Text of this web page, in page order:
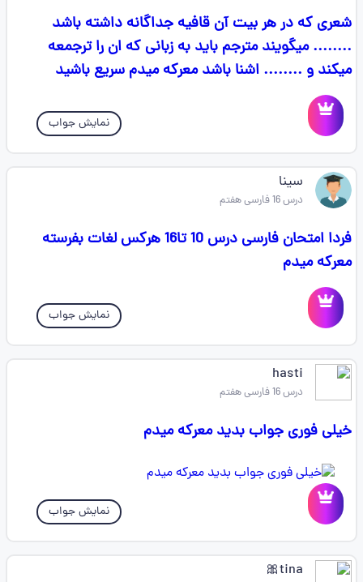
شعری که در هر بیت آن قافیه جداگانه داشته باشد
........ میگویند مترجم باید به زبانی که ان را ترجمعه
میکند و ........ اشنا باشد معرکه میدم سریع باشید
نمایش جواب
سینا
درس 16 فارسی هفتم
فردا امتحان فارسی درس 10 تا16 هرکس لغات بفرسته
معرکه میدم
نمایش جواب
hasti
درس 16 فارسی هفتم
خیلی فوری جواب بدید معرکه میدم
نمایش جواب
tina🎀